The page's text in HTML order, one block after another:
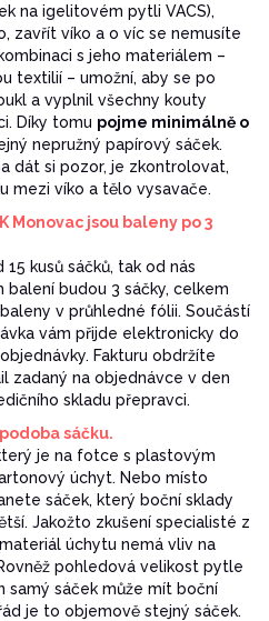
na igelitovém pytli VACS),
zavřít víko a o víc se nemusíte
s jeho materiálem –
textilií – umožní, aby se po
a vyplnil všechny kouty
Díky tomu pojme minimálně o
nepružný papírový sáček.
dát si pozor, je zkontrolovat,
mezi víko a tělo vysavače.
Monovac jsou baleny po 3
kusů sáčků, tak od nás
budou 3 sáčky, celkem
v průhledné fólii. Součástí
vám přijde elektronicky do
Fakturu obdržíte
zadaný na objednávce v den
skladu přepravci.
sáčku.
je na fotce s plastovým
úchyt. Nebo místo
sáček, který boční sklady
Jakožto zkušení specialisté z
úchytu nemá vliv na
pohledová velikost pytle
samý sáček může mít boční
je to objemově stejný sáček.